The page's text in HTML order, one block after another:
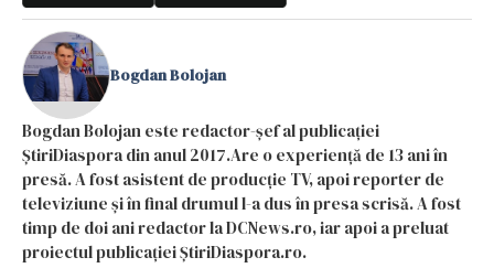
Bogdan Bolojan
Bogdan Bolojan este redactor-șef al publicației
ȘtiriDiaspora din anul 2017.Are o experiență de 13 ani în
presă. A fost asistent de producție TV, apoi reporter de
televiziune și în final drumul l-a dus în presa scrisă. A fost
timp de doi ani redactor la DCNews.ro, iar apoi a preluat
proiectul publicației ȘtiriDiaspora.ro.